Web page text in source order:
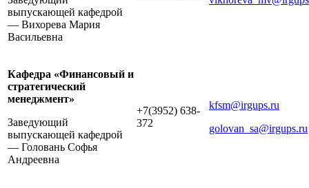
выпускающей кафедрой
— Вихорева Мария
Васильевна
Кафедра «Финансовый и
стратегический
менеджмент»
Заведующий
выпускающей кафедрой
— Головань Софья
Андреевна
+7(3952) 638-
372
kfsm@irgups.ru
golovan_sa@irgups.ru